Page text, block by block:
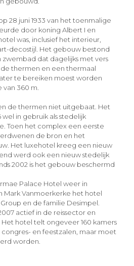
28 juni 1933 van het toenmalige
door koning Albert I en
was, inclusief het interieur,
decostijl. Het gebouw bestond
zwembad dat dagelijks met vers
thermen en een thermaal
te bereiken moest worden
360 m.
de thermen niet uitgebaat. Het
in gebruik als stedelijk
Toen het complex een eerste
de bron en het
Het luxehotel kreeg een nieuw
werd ook een nieuw stedelijk
2002 is het gebouw beschermd
Palace Hotel weer in
Mark Vanmoerkerke het hotel
en de familie Desimpel.
actief in de reissector en
Het hotel telt ongeveer 160 kamers
en feestzalen, maar moet
worden.